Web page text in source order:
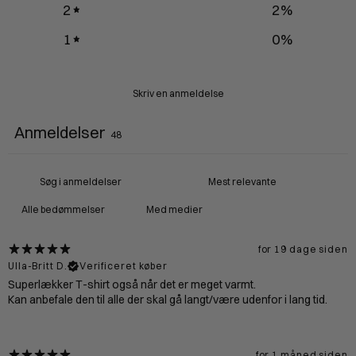
2 2%
1
0%
Skriv en anmeldelse
Anmeldelser 48
Med medier
for 19 dage siden
Ulla-Britt D.
Verificeret køber
Superlækker T-shirt også når det er meget varmt.
Kan anbefale den til alle der skal gå langt/være udenfor i lang tid.